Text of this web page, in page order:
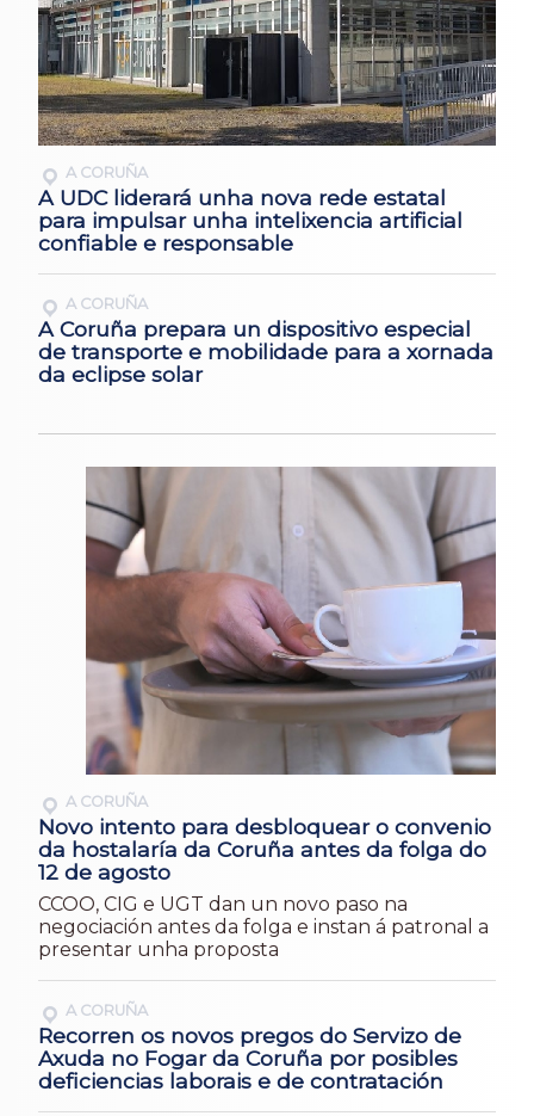
A CORUÑA
A UDC liderará unha nova rede estatal
para impulsar unha intelixencia artificial
confiable e responsable
A CORUÑA
A Coruña prepara un dispositivo especial
de transporte e mobilidade para a xornada
da eclipse solar
A CORUÑA
Novo intento para desbloquear o convenio
da hostalaría da Coruña antes da folga do
12 de agosto
CCOO, CIG e UGT dan un novo paso na
negociación antes da folga e instan á patronal a
presentar unha proposta
A CORUÑA
Recorren os novos pregos do Servizo de
Axuda no Fogar da Coruña por posibles
deficiencias laborais e de contratación